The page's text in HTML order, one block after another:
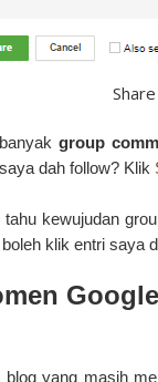
group
dah follow? Klik
kewujudan
klik entri saya
blog yang masih